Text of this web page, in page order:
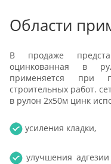
Области
В продаже
оцинкованная в
применяется при
строительных работ.
в рулон 2х50м цинк
усиления кладки,
улучшения